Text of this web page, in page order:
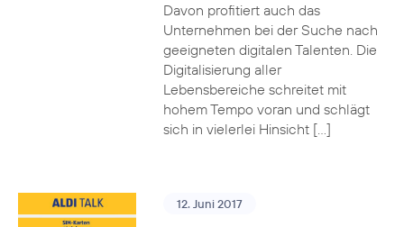
Davon profitiert auch das
Unternehmen bei der Suche nach
geeigneten digitalen Talenten. Die
Digitalisierung aller
Lebensbereiche schreitet mit
hohem Tempo voran und schlägt
sich in vielerlei Hinsicht […]
12. Juni 2017